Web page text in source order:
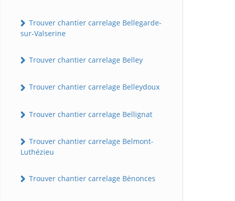
Trouver chantier carrelage Bellegarde-
sur-Valserine
Trouver chantier carrelage Belley
Trouver chantier carrelage Belleydoux
Trouver chantier carrelage Bellignat
Trouver chantier carrelage Belmont-
Luthézieu
Trouver chantier carrelage Bénonces